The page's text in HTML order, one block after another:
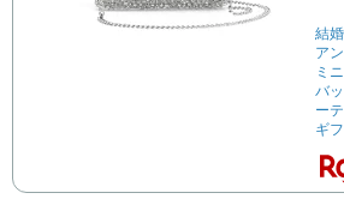
結
ア
ミ
バ
ー
ギ